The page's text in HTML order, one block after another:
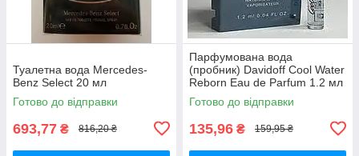
Туалетна вода Mercedes-
Benz Select 20 мл
Готово до відправки
693,77 ₴ 816,20 ₴
Парфумована вода
(пробник) Davidoff Cool Water
Reborn Eau de Parfum 1.2 мл
Готово до відправки
135,96 ₴ 159,95 ₴